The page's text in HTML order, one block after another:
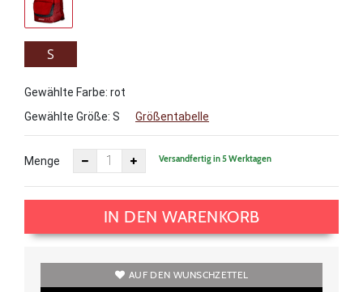
S
Gewählte Farbe: rot
Gewählte Größe: S Größentabelle
Menge Versandfertig in 5 Werktagen
IN DEN WARENKORB
AUF DEN WUNSCHZETTEL